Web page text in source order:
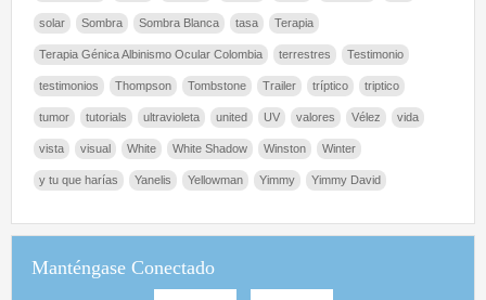
solar Sombra Sombra Blanca tasa Terapia
Terapia Génica Albinismo Ocular Colombia terrestres Testimonio
testimonios Thompson Tombstone Trailer tríptico triptico
tumor tutorials ultravioleta united UV valores Vélez vida
vista visual White White Shadow Winston Winter
y tu que harías Yanelis Yellowman Yimmy Yimmy David
Manténgase Conectado